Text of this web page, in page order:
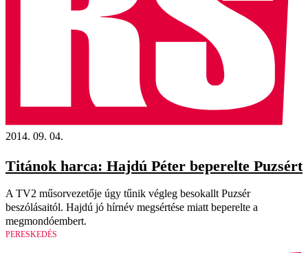
2014. 09. 04.
Titánok harca: Hajdú Péter beperelte Puzsért
A TV2 műsorvezetője úgy tűnik végleg besokallt Puzsér
beszólásaitól. Hajdú jó hírnév megsértése miatt beperelte a
megmondóembert.
PERESKEDÉS